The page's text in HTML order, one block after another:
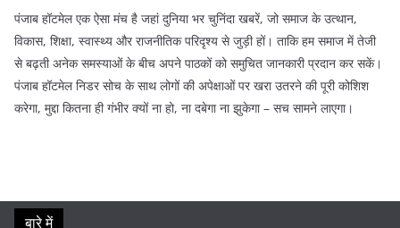
पंजाब हॉटमेल एक ऐसा मंच है जहां दुनिया भर चुनिंदा खबरें, जो समाज के उत्थान,
विकास, शिक्षा, स्वास्थ्य और राजनीतिक परिदृश्य से जुड़ी हों। ताकि हम समाज में तेजी
से बढ़ती अनेक समस्याओं के बीच अपने पाठकों को समुचित जानकारी प्रदान कर सकें।
पंजाब हॉटमेल निडर सोच के साथ लोगों की अपेक्षाओं पर खरा उतरने की पूरी कोशिश
करेगा, मुद्दा कितना ही गंभीर क्यों ना हो, ना दबेगा ना झुकेगा – सच सामने लाएगा।
बारे में